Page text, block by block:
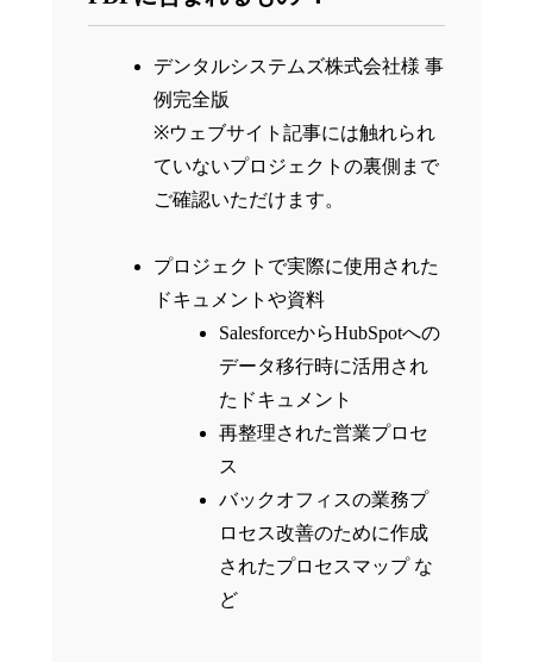
デンタルシステムズ株式会社様 事
例完全版
※ウェブサイト記事には触れられ
ていないプロジェクトの裏側まで
ご確認いただけます。
プロジェクトで実際に使用された
ドキュメントや資料
SalesforceからHubSpotへの
データ移行時に活用され
たドキュメント
再整理された営業プロセ
ス
バックオフィスの業務プ
ロセス改善のために作成
されたプロセスマップ な
ど